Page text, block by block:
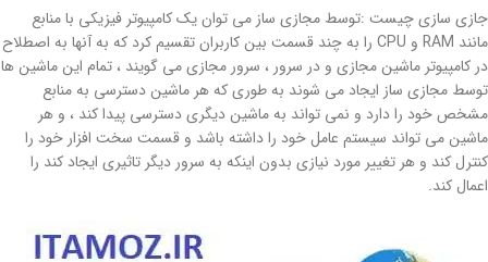
جازی سازی چیست :توسط مجازی ساز می توان یک کامپیوتر فیزیکی با منابع
مانند RAM و CPU را به چند قسمت بین کاربران تقسیم کرد که به آنها به اصطلاح
در کامپیوتر ماشین مجازی و در سرور ، سرور مجازی می گویند ، تمام این ماشین ها
توسط مجازی ساز ایجاد می شوند به طوری که هر ماشین دسترسی به منابع
مشخص خود را دارد و نمی تواند به ماشین دیگری دسترسی پیدا کند ، و هر
ماشین می تواند سیستم عامل خود را داشته باشد و قسمت سخت افزار خود را
کنترل کند و هر تغییر مورد نیازی بدون اینکه به سرور دیگر تاثیری ایجاد کند را
اعمال کند.